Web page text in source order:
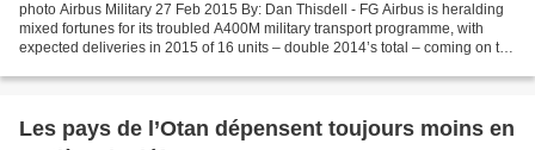
photo Airbus Military 27 Feb 2015 By: Dan Thisdell - FG Airbus is heralding
mixed fortunes for its troubled A400M military transport programme, with
expected deliveries in 2015 of 16 units – double 2014’s total – coming on the
Les pays de l’Otan dépensent toujours moins en